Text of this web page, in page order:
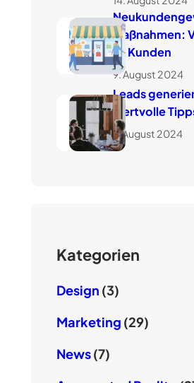
Maßnahmen:
zu Kunden
9. August 2024
Leads
wertvolle
7. August 2024
Kategorien
Design (3)
Marketing (29)
News(7)